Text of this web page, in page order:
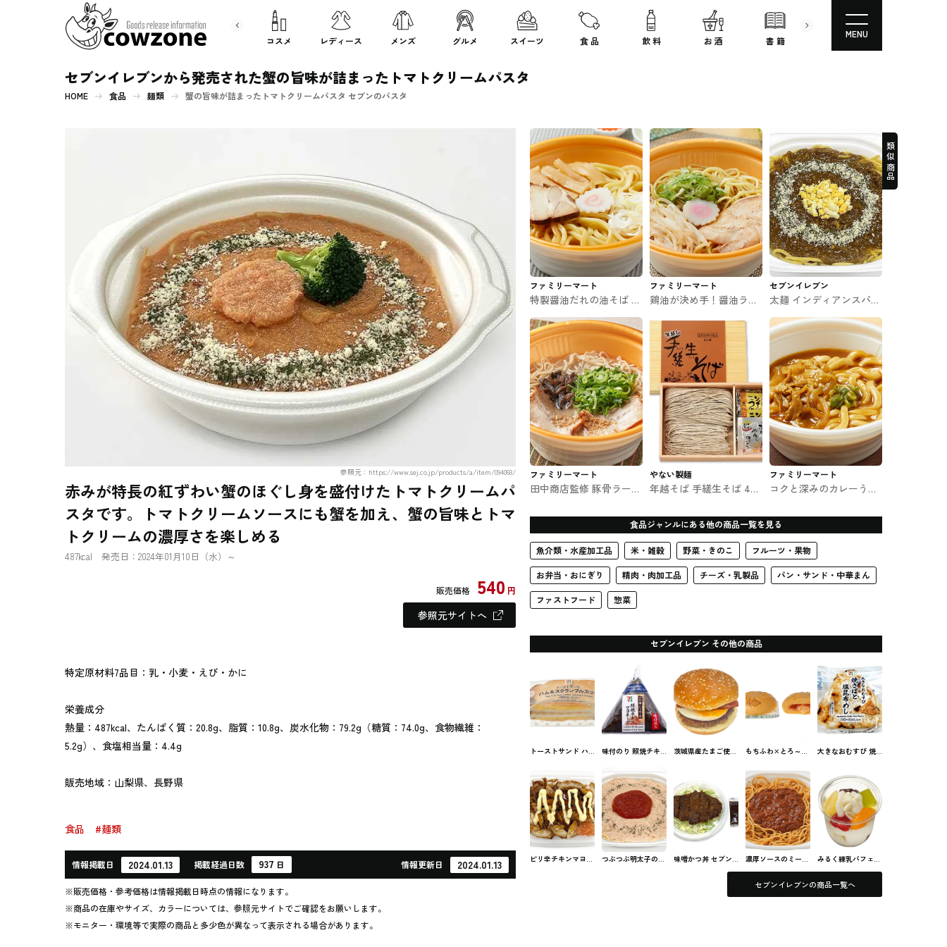
書 籍 文房具 コスメ レディース メンズ グルメ スイーツ 食 品 飲 料 お 酒 書 籍 文房具
MENU
セブンイレブンから発売された蟹の旨味が詰まったトマトクリームパスタ
HOME 食品 麺類 蟹の旨味が詰まったトマトクリームパスタ セブンのパスタ
参照元：https://www.sej.co.jp/products/a/item/094068/
赤みが特長の紅ずわい蟹のほぐし身を盛付けたトマトクリームパ
スタです。トマトクリームソースにも蟹を加え、蟹の旨味とトマ
トクリームの濃厚さを楽しめる
487kcal 発売日：2024年01月10日（水）～
販売価格 540 円
参照元サイトへ
特定原材料7品目：乳・小麦・えび・かに
栄養成分
熱量：487kcal、たんぱく質：20.8g、脂質：10.8g、炭水化物：79.2g（糖質：74.0g、食物繊維：
5.2g）、食塩相当量：4.4g
販売地域：山梨県、長野県
食品 #麺類
情報掲載日 2024.01.13 掲載経過日数 937 日 情報更新日 2024.01.13
※販売価格・参考価格は情報掲載日時点の情報になります。
※商品の在庫やサイズ、カラーについては、参照元サイトでご確認をお願いします。
※モニター・環境等で実際の商品と多少色が異なって表示される場合があります。
類似商品
ファミリーマート
特製醤油だれの油そば フ
ァミマのラーメン
ファミリーマート
鶏油が決め手！醤油ラー
セブンイレブン
太麺 インディアンスパゲ
ティ セブンのパスタ
ファミリーマート
田中商店監修 豚骨ラーメ
やない製麺
年越そば 手縒生そば 4人
ファミリーマート
コクと深みのカレーうど
うどん
食品ジャンルにある他の商品一覧を見る
魚介類・水産加工品 米・雑穀 野菜・きのこ フルーツ・果物
お弁当・おにぎり 精肉・肉加工品 チーズ・乳製品 パン・サンド・中華まん
ファストフード 惣菜
セブンイレブン その他の商品
トーストサンド ハ
ッグ セブンのサン
ド
味付のり 照焼チキ
ンイレブンのおにぎ
り
茨城県産たまご使用
ンのサンド
もちふわ×とろ～り
中華まん
大きなおむすび 焼
セブンイレブンのお
にぎり
ピリ辛チキンマヨネ
つぶつぶ明太子の濃
味噌かつ丼 セブン
濃厚ソースのミート
パスタ セブンのパ
スタ
みるく練乳パフェ
セブンイレブンのス
イーツ
セブンイレブンの商品一覧へ